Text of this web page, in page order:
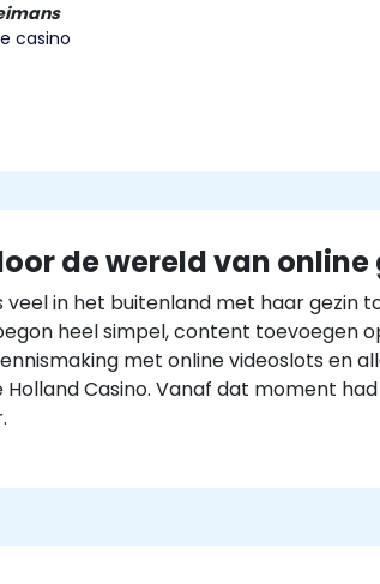
casino
de wereld van online
veel in het buitenland met haar gezin
heel simpel, content toevoegen
met online videoslots en
Holland Casino. Vanaf dat moment